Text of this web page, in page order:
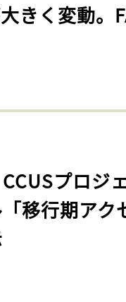
きく変動。
プロジ
移行期アク